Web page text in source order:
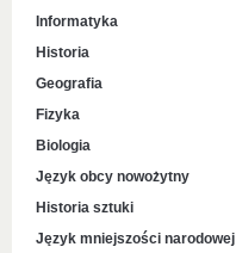
Informatyka
Historia
Geografia
Fizyka
Biologia
Język obcy nowożytny
Historia sztuki
Język mniejszości narodowej